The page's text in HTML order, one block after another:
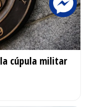
la cúpula militar